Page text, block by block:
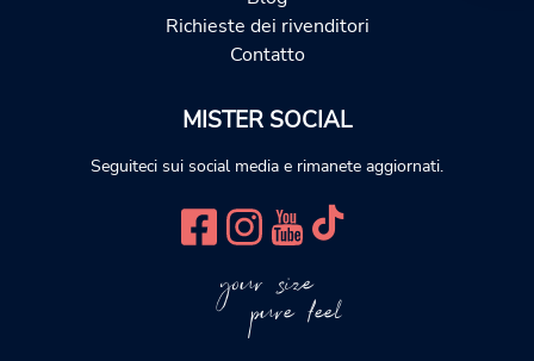
Richieste dei rivenditori
Contatto
MISTER SOCIAL
Seguiteci sui social media e rimanete aggiornati.
your size
pure feel